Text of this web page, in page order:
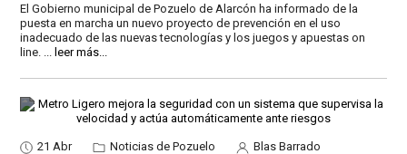
El Gobierno municipal de Pozuelo de Alarcón ha informado de la
puesta en marcha un nuevo proyecto de prevención en el uso
inadecuado de las nuevas tecnologías y los juegos y apuestas on
line.
leer más...
21 Abr Noticias de Pozuelo
Blas Barrado